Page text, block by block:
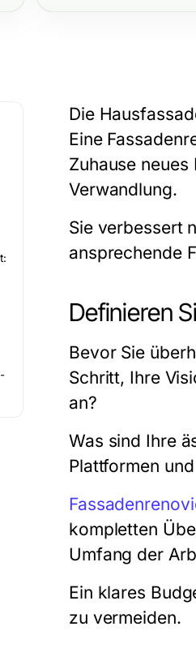
Die
Eine
Zuhause
Verwandlung.
Sie verbessert
ansprechende
Definieren
Bevor Sie
Schritt, Ihre
an?
Was sind Ihre
Plattformen
kompletten
Umfang der
Ein klares
zu vermeiden.